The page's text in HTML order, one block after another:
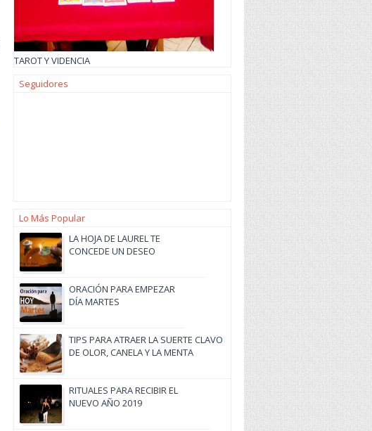
TAROT Y VIDENCIA
Seguidores
Lo Más Popular
LA HOJA DE LAUREL TE
CONCEDE UN DESEO
ORACIÓN PARA EMPEZAR
DÍA MARTES
TIPS PARA ATRAER LA SUERTE CLAVO
DE OLOR, CANELA Y LA MENTA
RITUALES PARA RECIBIR EL
NUEVO AÑO 2019